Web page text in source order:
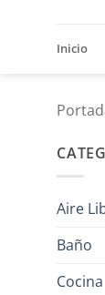
Inicio
Aire
Baño
Cocina